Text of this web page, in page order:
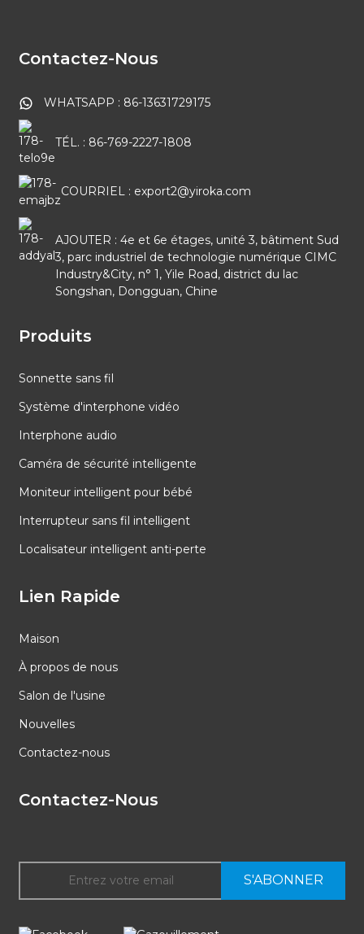
Contactez-Nous
WHATSAPP : 86-13631729175
TÉL. : 86-769-2227-1808
COURRIEL : export2@yiroka.com
AJOUTER : 4e et 6e étages, unité 3, bâtiment Sud
3, parc industriel de technologie numérique CIMC
Industry&City, n° 1, Yile Road, district du lac
Songshan, Dongguan, Chine
Produits
Sonnette sans fil
Système d'interphone vidéo
Interphone audio
Caméra de sécurité intelligente
Moniteur intelligent pour bébé
Interrupteur sans fil intelligent
Localisateur intelligent anti-perte
Lien Rapide
Maison
À propos de nous
Salon de l'usine
Nouvelles
Contactez-nous
Contactez-Nous
S'ABONNER